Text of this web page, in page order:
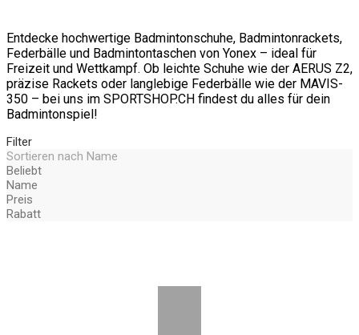
Entdecke hochwertige Badmintonschuhe, Badmintonrackets,
Federbälle und Badmintontaschen von Yonex – ideal für
Freizeit und Wettkampf. Ob leichte Schuhe wie der AERUS Z2,
präzise Rackets oder langlebige Federbälle wie der MAVIS-
350 – bei uns im SPORTSHOP.CH findest du alles für dein
Badmintonspiel!
Filter
Sortieren nach Name
Beliebt
Name
Preis
Rabatt